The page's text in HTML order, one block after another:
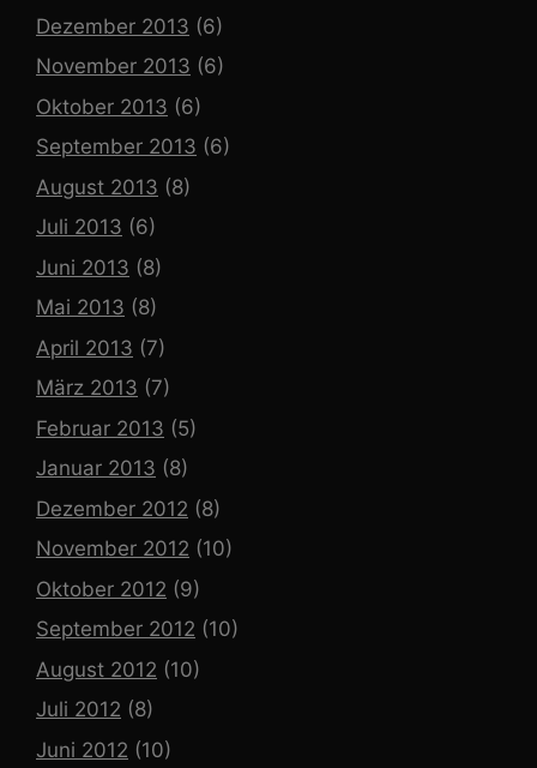
Dezember 2013 (6)
November 2013 (6)
Oktober 2013 (6)
September 2013 (6)
August 2013 (8)
Juli 2013 (6)
Juni 2013 (8)
Mai 2013 (8)
April 2013 (7)
März 2013 (7)
Februar 2013 (5)
Januar 2013 (8)
Dezember 2012 (8)
November 2012 (10)
Oktober 2012 (9)
September 2012 (10)
August 2012 (10)
Juli 2012 (8)
Juni 2012 (10)